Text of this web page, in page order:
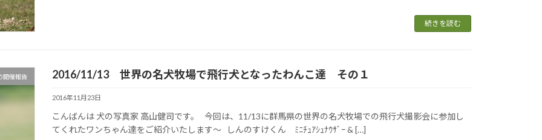
続きを読む
開催報告 2016/11/13 世界の名犬牧場で飛行犬となったわんこ達 その１
2016年11月23日
こんばんは 犬の写真家 高山健司です。 今回は、11/13に群馬県の世界の名犬牧場での飛行犬撮影会に参加し
てくれたワンちゃん達をご紹介いたします～ しんのすけくん ﾐﾆﾁｭｱｼｭﾅｳｻﾞｰ & […]